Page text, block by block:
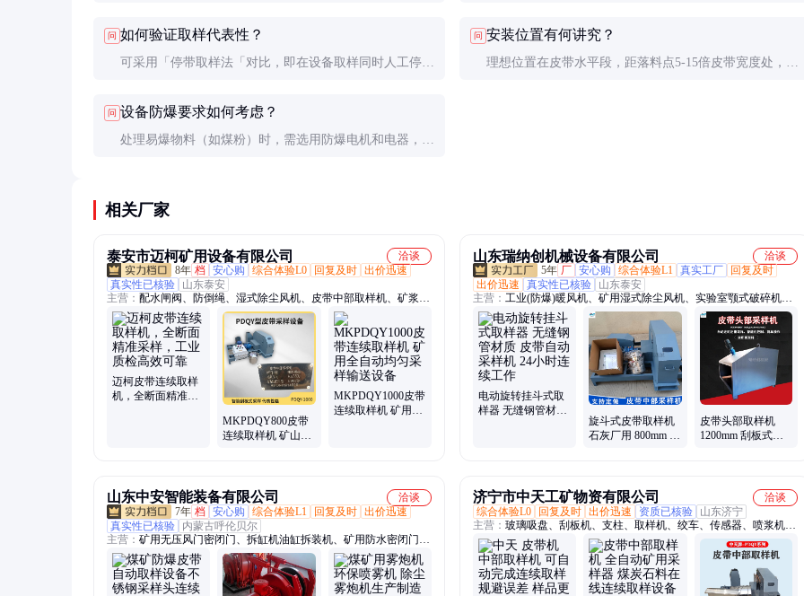
一般为最大粒度的3倍以上。
影响，可考虑增加二次混匀装置。
问 如何验证取样代表性？
可采用「停带取样法「对比，即在设备取样同时人工停带
差。建议每季度验证一次。
问 安装位置有何讲究？
理想位置在皮带水平段，距落料点5-15倍皮带宽度处，确
问 设备防爆要求如何考虑？
处理易爆物料（如煤粉）时，需选用防爆电机和电器，金
相关厂家
泰安市迈柯矿用设备有限公司
洽谈
8年 档 安心购 综合体验L0 回复及时 出价迅速
真实性已核验
山东泰安
主营： 配水闸阀、防倒绳、湿式除尘风机、皮带中部取样机、矿浆取
样机、取样机、热水暖风机、xdnd暖风机、气体检测仪、蒸汽暖风
机、束管、风幕机、高大空间通风单元、噪声检测仪、实验室制样
机、激光测距仪、电缆热补机、气动风机、煤矿热像仪、测温仪、测
定仪、粉碎机、通风机、采样机、除尘风机
迈柯皮带连续取样
机，全断面精准采
MKPDQY800皮带
连续取样机 矿山物
MKPDQY1000皮带
连续取样机 矿用全
山东瑞纳创机械设备有限公司
洽谈
5年 厂 安心购 综合体验L1 真实工厂
回复及时
出价迅速
真实性已核验
山东泰安
主营： 工业(防爆)暖风机、矿用湿式除尘风机、实验室颚式破碎机、
矿浆管道取样机、皮带自动采样机、双辊破碎机、密封式化验制样粉
碎机、小型圆盘粉碎机、盘式真空过滤机、锥形球磨机、工业冷风
机、防爆饮水机、防爆控制柜、防爆风幕机、防爆小屋、矿用气动注
浆泵
电动旋转挂斗式取
样器 无缝钢管材质
旋斗式皮带取样机
石灰厂用 800mm 皮
皮带头部取样机
1200mm 刮板式采
山东中安智能装备有限公司
洽谈
7年 档 安心购 综合体验L1 回复及时 出价迅速
真实性已核验
内蒙古呼伦贝尔
主营： 矿用无压风门密闭门、拆缸机油缸拆装机、矿用防水密闭门避
难硐室门、取样机、全百叶窗无压风门、气相色谱仪、雾炮机、全自
动顶空进样器、镀锌电缆挂钩、矿用防火栅栏门、钻孔应力计、T 型
钢带W钢带、矿用卡绳器、内燃双头螺栓扳手、单体液压支柱拆柱
济宁市中天工矿物资有限公司
洽谈
综合体验L0
回复及时 出价迅速 资质已核验
山东济宁
主营： 玻璃吸盘、刮板机、支柱、取样机、绞车、传感器、喷浆机、
喷涂机、拆缸机、柴油机水泵、乳化液泵站、氢氧化钙、订扣机、液
压扳手、真空泵、滑移装载机、电缆夹板、闸瓦、滤液泵、试验台、
装载机、气动绞车、变压器、移动变电站